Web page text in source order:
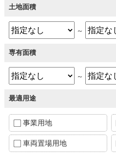
土地面積
～
専有面積
～
最適用途
事業用地
車両置場用地